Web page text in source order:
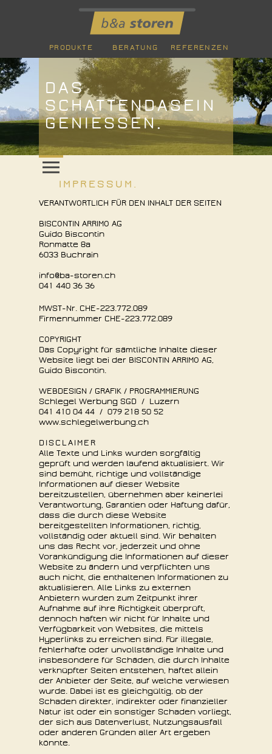
VERANTWORTLICH FÜR DEN INHALT DER SEITEN
BISCONTIN ARRIMO AG
Guido Biscontin
Ronmatte 8a
6033 Buchrain
info@ba-storen.ch
041 440 36 36
MWST-Nr. CHE-223.772.089
Firmennummer CHE-223.772.089
COPYRIGHT
Das Copyright für sämtliche Inhalte dieser
Website liegt bei der BISCONTIN ARRIMO AG,
Guido Biscontin.
WEBDESIGN / GRAFIK / PROGRAMMIERUNG
Schlegel Werbung SGD / Luzern
041 410 04 44 / 079 218 50 52
www.schlegelwerbung.ch
DISCLAIMER
Alle Texte und Links wurden sorgfältig
geprüft und werden laufend aktualisiert. Wir
sind bemüht, richtige und vollständige
Informationen auf dieser Website
bereitzustellen, übernehmen aber keinerlei
Verantwortung, Garantien oder Haftung dafür,
dass die durch diese Website
bereitgestellten Informationen, richtig,
vollständig oder aktuell sind. Wir behalten
uns das Recht vor, jederzeit und ohne
Vorankündigung die Informationen auf dieser
Website zu ändern und verpflichten uns
auch nicht, die enthaltenen Informationen zu
aktualisieren. Alle Links zu externen
Anbietern wurden zum Zeitpunkt ihrer
Aufnahme auf ihre Richtigkeit überprüft,
dennoch haften wir nicht für Inhalte und
Verfügbarkeit von Websites, die mittels
Hyperlinks zu erreichen sind. Für illegale,
fehlerhafte oder unvollständige Inhalte und
insbesondere für Schäden, die durch Inhalte
verknüpfter Seiten entstehen, haftet allein
der Anbieter der Seite, auf welche verwiesen
wurde. Dabei ist es gleichgültig, ob der
Schaden direkter, indirekter oder finanzieller
Natur ist oder ein sonstiger Schaden vorliegt,
der sich aus Datenverlust, Nutzungsausfall
oder anderen Gründen aller Art ergeben
könnte.
PRODUKTE BERATUNG REFERENZEN
DAS
SCHATTENDASEIN
GENIESSEN.
Menü
IMPRESSUM.